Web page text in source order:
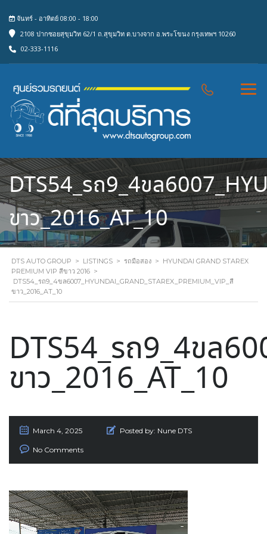
จันทร์ - อาทิตย์ 08:00 - 18:00
2108 ปากซอยสุขุมวิท 62/1 ถ.สุขุมวิท ต.บางจาก อ.พระโขนง กรุงเทพฯ 10260
02-333-1116
DTS54_รถ9_4ขล
ขาว_2016_AT_10
DTS AUTO GROUP > LISTINGS > รถมือสอง > HYUNDAI GRAND STAREX
PREMIUM VIP สีขาว 2016 >
DTS54_รถ9_4ขล6007_HYUNDAI_GRAND_STAREX_PREMIUM_VIP_สี
ขาว_2016_AT_10
DTS54_รถ9_4ขล
ขาว_2016_AT_10
March 4, 2025 Posted by: Nune DTS
No Comments